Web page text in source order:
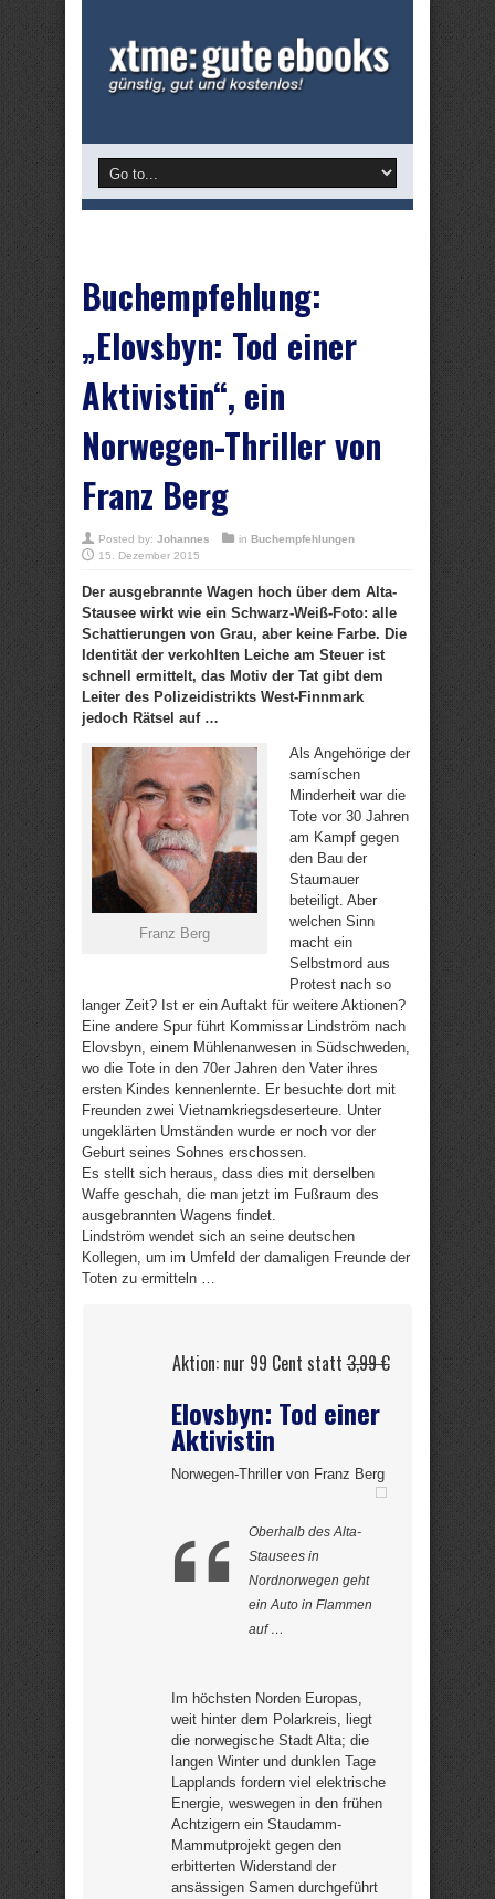
Buchempfehlung:
„Elovsbyn: Tod einer
Aktivistin“, ein
Norwegen-Thriller von
Franz Berg
Posted by: Johannes in Buchempfehlungen
15. Dezember 2015
Der ausgebrannte Wagen hoch über dem Alta-
Stausee wirkt wie ein Schwarz-Weiß-Foto: alle
Schattierungen von Grau, aber keine Farbe. Die
Identität der verkohlten Leiche am Steuer ist
schnell ermittelt, das Motiv der Tat gibt dem
Leiter des Polizeidistrikts West-Finnmark
jedoch Rätsel auf …
Franz Berg
Als Angehörige der
samíschen
Minderheit war die
Tote vor 30 Jahren
am Kampf gegen
den Bau der
Staumauer
beteiligt. Aber
welchen Sinn
macht ein
Selbstmord aus
Protest nach so
langer Zeit? Ist er ein Auftakt für weitere Aktionen?
Eine andere Spur führt Kommissar Lindström nach
Elovsbyn, einem Mühlenanwesen in Südschweden,
wo die Tote in den 70er Jahren den Vater ihres
ersten Kindes kennenlernte. Er besuchte dort mit
Freunden zwei Vietnamkriegsdeserteure. Unter
ungeklärten Umständen wurde er noch vor der
Geburt seines Sohnes erschossen.
Es stellt sich heraus, dass dies mit derselben
Waffe geschah, die man jetzt im Fußraum des
ausgebrannten Wagens findet.
Lindström wendet sich an seine deutschen
Kollegen, um im Umfeld der damaligen Freunde der
Toten zu ermitteln …
Aktion: nur 99 Cent statt3,99 €
Elovsbyn: Tod einer
Aktivistin
Norwegen-Thriller von Franz Berg
Oberhalb des Alta-
Stausees in
Nordnorwegen geht
ein Auto in Flammen
auf …
Im höchsten Norden Europas,
weit hinter dem Polarkreis, liegt
die norwegische Stadt Alta; die
langen Winter und dunklen Tage
Lapplands fordern viel elektrische
Energie, weswegen in den frühen
Achtzigern ein Staudamm-
Mammutprojekt gegen den
erbitterten Widerstand der
ansässigen Samen durchgeführt